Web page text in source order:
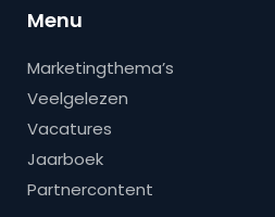
Menu
Marketingthema’s
Veelgelezen
Vacatures
Jaarboek
Partnercontent